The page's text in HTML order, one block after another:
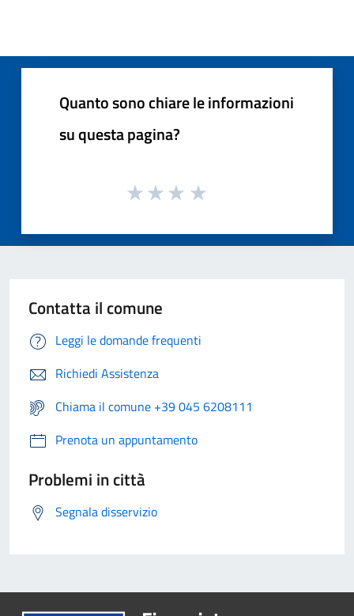
Quanto sono chiare le informazioni
su questa pagina?
Contatta il comune
Leggi le domande frequenti
Richiedi Assistenza
Chiama il comune +39 045 6208111
Prenota un appuntamento
Problemi in città
Segnala disservizio